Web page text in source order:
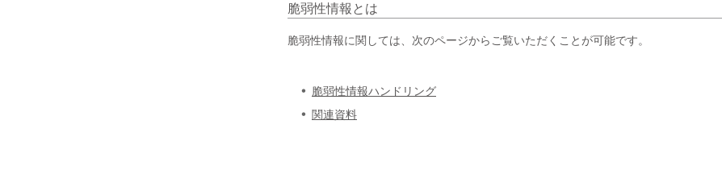
脆弱性情報とは
脆弱性情報に関しては、次のページからご覧いただくことが可能です。
脆弱性情報ハンドリング
関連資料